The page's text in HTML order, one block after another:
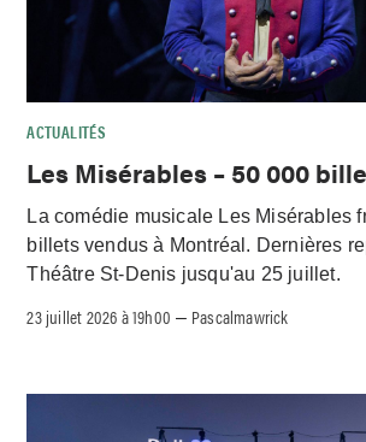
ACTUALITÉS
Les Misérables – 50 000
La comédie musicale Les Misérables
billets vendus à Montréal. Dernières
Théâtre St-Denis jusqu'au 25 juillet.
23 juillet 2026 à 19h00 – Pascalmawrick